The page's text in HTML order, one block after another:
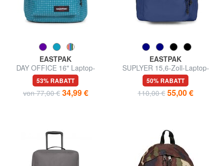
EASTPAK
DAY OFFICE 16" Laptop-
Rucksack
53% RABATT
von 77,00 € 34,99 €
EASTPAK
SUPLYER 15,6-Zoll-Laptop-
Rucksack
50% RABATT
110,00 € 55,00 €